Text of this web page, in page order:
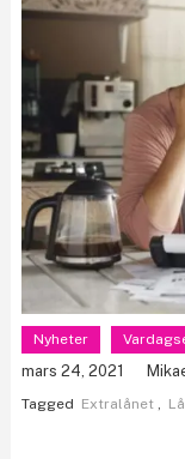
Nyheter
mars 24, 2021
Tagged Extralånet ,